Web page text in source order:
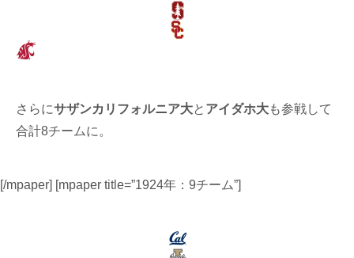
さらにサザンカリフォルニア大と アイダホ大も参戦して
合計8チームに。
[/mpaper] [mpaper title=”1924年：9チーム”]